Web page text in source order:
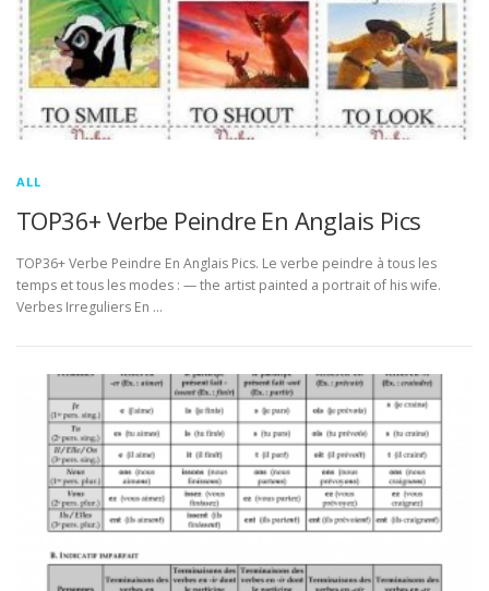
ALL
TOP36+ Verbe Peindre En Anglais Pics
TOP36+ Verbe Peindre En Anglais Pics. Le verbe peindre à tous les
temps et tous les modes : — the artist painted a portrait of his wife.
Verbes Irreguliers En …